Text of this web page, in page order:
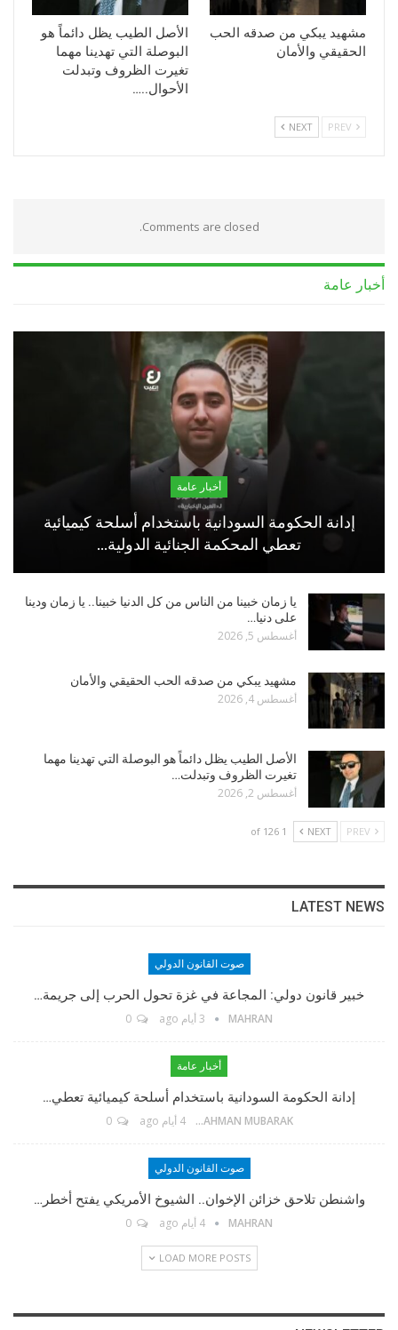
مشهيد يبكي من صدقه الحب
الحقيقي والأمان
الأصل الطيب يظل دائماً هو
البوصلة التي تهدينا مهما
تغيرت الظروف وتبدلت
الأحوال..…
NEXT
Comments are closed.
أخبار عامة
أخبار عامة
إدانة الحكومة السودانية باستخدام أسلحة كيميائية
تعطي المحكمة الجنائية الدولية…
يا زمان خبينا من الناس من كل الدنيا خبينا.. يا زمان ودينا
على دنيا…
أغسطس 5, 2026
مشهيد يبكي من صدقه الحب الحقيقي والأمان
أغسطس 4, 2026
الأصل الطيب يظل دائماً هو البوصلة التي تهدينا مهما
تغيرت الظروف وتبدلت…
أغسطس 2, 2026
NEXT
1 of 126
LATEST NEWS
صوت القانون الدولي
خبير قانون دولي: المجاعة في غزة تحول الحرب إلى جريمة…
MAHRAN 3 أيام ago
أخبار عامة
إدانة الحكومة السودانية باستخدام أسلحة كيميائية تعطي…
ABDELRAHMAN MUBARAK 4 أيام ago 0
صوت القانون الدولي
واشنطن تلاحق خزائن الإخوان.. الشيوخ الأمريكي يفتح أخطر…
MAHRAN 4 أيام ago
LOAD MORE POSTS
مؤسس الموقع
Twitter
Instagram
البريد الإلكتروني